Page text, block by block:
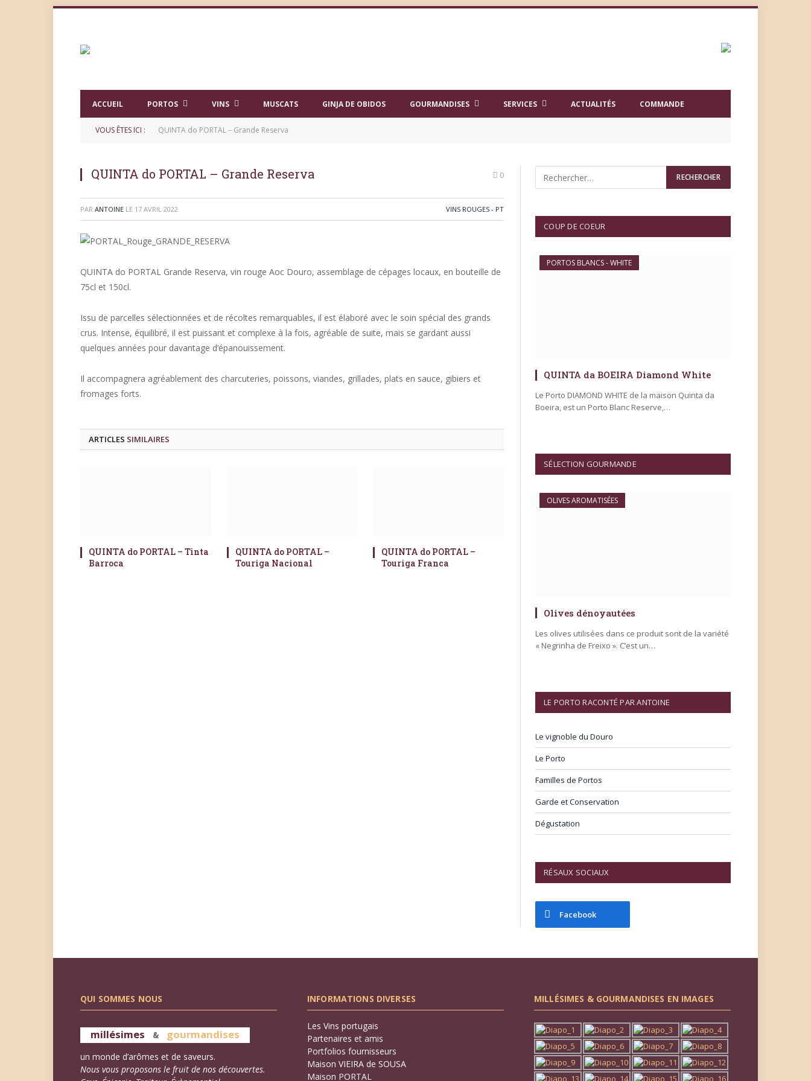
ACCUEIL PORTOS VINS MUSCATS GINJA DE OBIDOS GOURMANDISES SERVICES ACTUALITÉS COMMANDE
VOUS ÊTES ICI : QUINTA do PORTAL – Grande Reserva
QUINTA do PORTAL – Grande Reserva 0
PAR ANTOINE LE 17 AVRIL 2022 VINS ROUGES - PT
QUINTA do PORTAL Grande Reserva, vin rouge Aoc Douro, assemblage de cépages locaux, en bouteille de
75cl et 150cl.
Issu de parcelles sélectionnées et de récoltes remarquables, il est élaboré avec le soin spécial des grands
crus. Intense, équilibré, il est puissant et complexe à la fois, agréable de suite, mais se gardant aussi
quelques années pour davantage d’épanouissement.
Il accompagnera agréablement des charcuteries, poissons, viandes, grillades, plats en sauce, gibiers et
fromages forts.
ARTICLES SIMILAIRES
QUINTA do PORTAL – Tinta
Barroca
QUINTA do PORTAL –
Touriga Nacional
QUINTA do PORTAL –
Touriga Franca
COUP DE COEUR
PORTOS BLANCS - WHITE
QUINTA da BOEIRA Diamond White
Le Porto DIAMOND WHITE de la maison Quinta da
Boeira, est un Porto Blanc Reserve,…
SÉLECTION GOURMANDE
OLIVES AROMATISÉES
Olives dénoyautées
Les olives utilisées dans ce produit sont de la variété
« Negrinha de Freixo ». C’est un…
LE PORTO RACONTÉ PAR ANTOINE
Le vignoble du Douro
Le Porto
Familles de Portos
Garde et Conservation
Dégustation
RÉSAUX SOCIAUX
Facebook
QUI SOMMES NOUS
millésimes & gourmandises
un monde d’arômes et de saveurs.
Nous vous proposons le fruit de nos découvertes.
INFORMATIONS DIVERSES
Les Vins portugais
Partenaires et amis
Portfolios fournisseurs
Maison VIEIRA de SOUSA
Maison PORTAL
MILLÉSIMES & GOURMANDISES EN IMAGES